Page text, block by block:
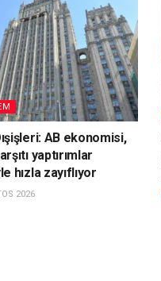
AB ekonomisi,
yaptırımlar
hızla zayıflıyor
2026